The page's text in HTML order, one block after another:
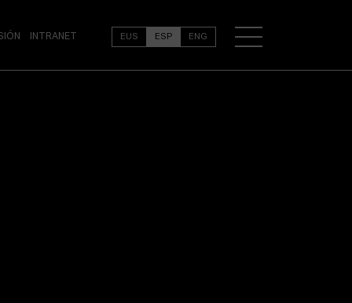
INTRANET EUS ESP ENG